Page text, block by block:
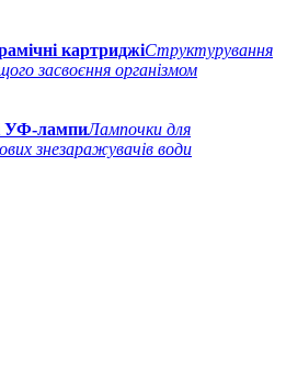
картриджіСтруктурування
засвоєння організмом
УФ-лампиЛампочки для
знезаражувачів води